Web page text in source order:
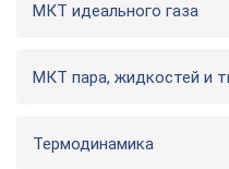
МКТ идеального газа
МКТ пара, жидкостей и
Термодинамика